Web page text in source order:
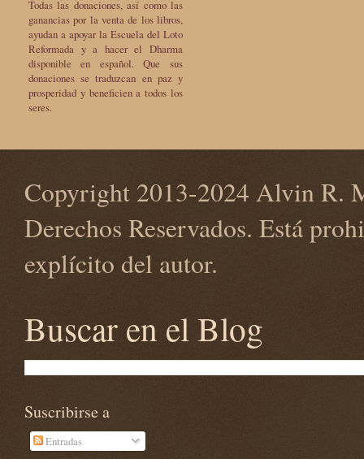
Todas las donaciones, así como las
ganancias por la venta de los libros,
ayudan a apoyar la Escuela del Loto
Reformada y a hacer el Dharma
disponible en español. Que sus
donaciones se traduzcan en paz y
prosperidad y beneficien a todos los
seres.
Copyright 2013-2024 Alvin R.
Derechos Reservados. Está
explícito del autor.
Buscar en el Blog
Suscribirse a
Entradas